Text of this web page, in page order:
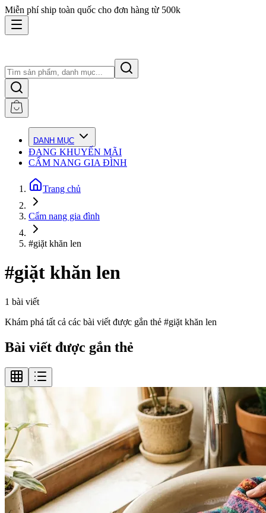
Miễn phí ship toàn quốc cho đơn hàng từ 500k
DANH MỤC
ĐANG KHUYẾN MÃI
CẨM NANG GIA ĐÌNH
Trang chủ
Cẩm nang gia đình
#giặt khăn len
#giặt khăn len
1 bài viết
Khám phá tất cả các bài viết được gắn thẻ #giặt khăn len
Bài viết được gắn thẻ